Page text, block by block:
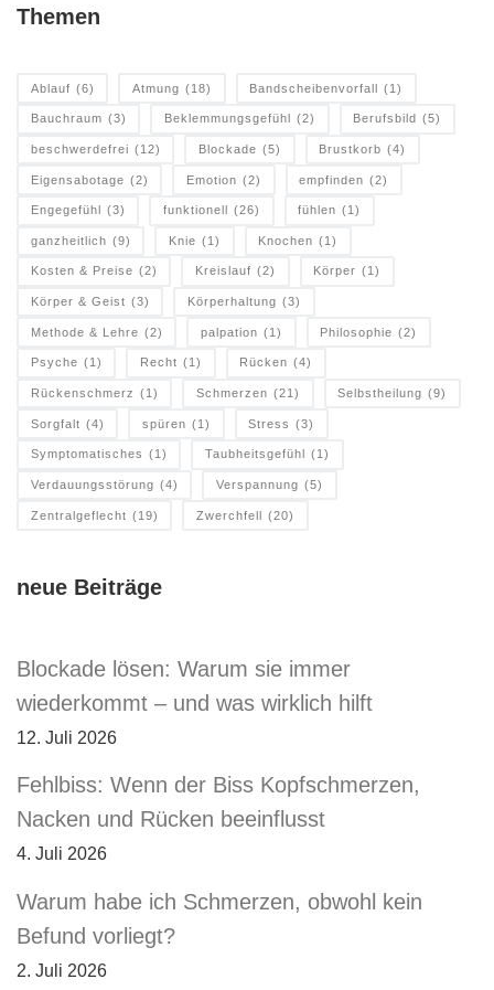
Themen
Ablauf (6) Atmung (18) Bandscheibenvorfall (1)
Bauchraum (3) Beklemmungsgefühl (2) Berufsbild (5)
beschwerdefrei (12) Blockade (5) Brustkorb (4)
Eigensabotage (2) Emotion (2) empfinden (2)
Engegefühl (3) funktionell (26) fühlen (1)
ganzheitlich (9) Knie (1) Knochen (1)
Kosten & Preise (2) Kreislauf (2) Körper (1)
Körper & Geist (3) Körperhaltung (3)
Methode & Lehre (2) palpation (1) Philosophie (2)
Psyche (1) Recht (1) Rücken (4)
Rückenschmerz (1) Schmerzen (21) Selbstheilung (9)
Sorgfalt (4) spüren (1) Stress (3)
Symptomatisches (1) Taubheitsgefühl (1)
Verdauungsstörung (4) Verspannung (5)
Zentralgeflecht (19) Zwerchfell (20)
neue Beiträge
Blockade lösen: Warum sie immer
wiederkommt – und was wirklich hilft
12. Juli 2026
Fehlbiss: Wenn der Biss Kopfschmerzen,
Nacken und Rücken beeinflusst
4. Juli 2026
Warum habe ich Schmerzen, obwohl kein
Befund vorliegt?
2. Juli 2026